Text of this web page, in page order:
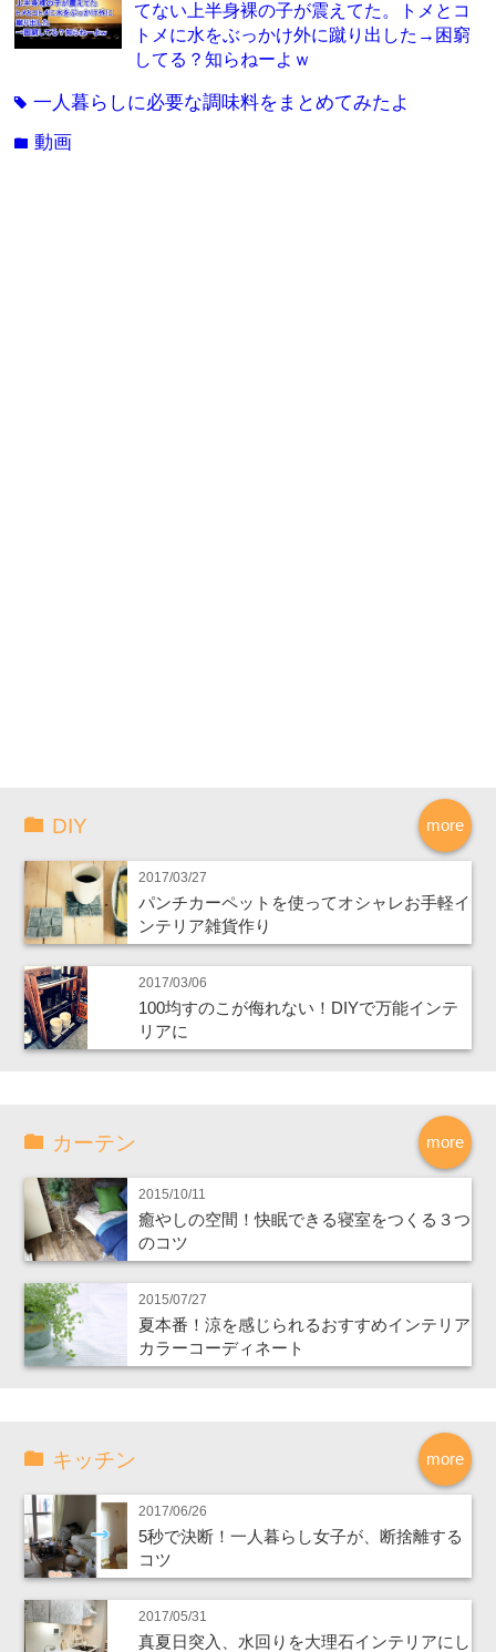
てない上半身裸の子が震えてた。トメとコ
トメに水をぶっかけ外に蹴り出した→困窮
してる？知らねーよｗ
tag一人暮らしに必要な調味料をまとめてみたよ
folder動画
more
DIY
2017/03/27
パンチカーペットを使ってオシャレお手軽イ
ンテリア雑貨作り
2017/03/06
100均すのこが侮れない！DIYで万能インテ
リアに
more
カーテン
2015/10/11
癒やしの空間！快眠できる寝室をつくる３つ
のコツ
2015/07/27
夏本番！涼を感じられるおすすめインテリア
カラーコーディネート
more
キッチン
2017/06/26
5秒で決断！一人暮らし女子が、断捨離する
コツ
2017/05/31
真夏日突入、水回りを大理石インテリアにし